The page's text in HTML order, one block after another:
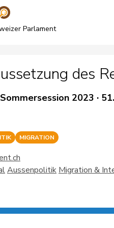
Parlament
des
Sommersession 2023 ·
MIGRATION
Aussenpolitik Migration &